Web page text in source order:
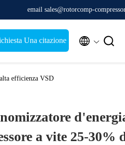
email sales@rotorcomp-
Una citazione  
efficienza VSD
a vite 25-30%